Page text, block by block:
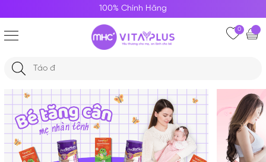
100% Chính Hãng
0